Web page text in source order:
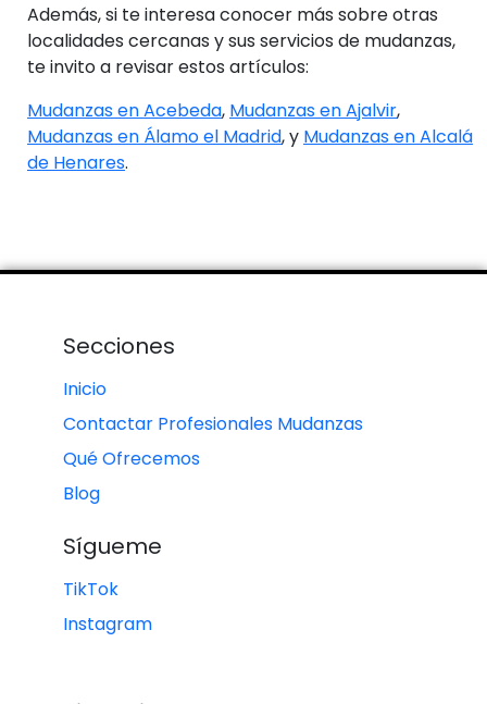
Además, si te interesa conocer más sobre otras
localidades cercanas y sus servicios de mudanzas,
te invito a revisar estos artículos:
Mudanzas en Acebeda, Mudanzas en Ajalvir,
Mudanzas en Álamo el Madrid, y Mudanzas en Alcalá
de Henares.
Secciones
Inicio
Contactar Profesionales Mudanzas
Qué Ofrecemos
Blog
Sígueme
TikTok
Instagram